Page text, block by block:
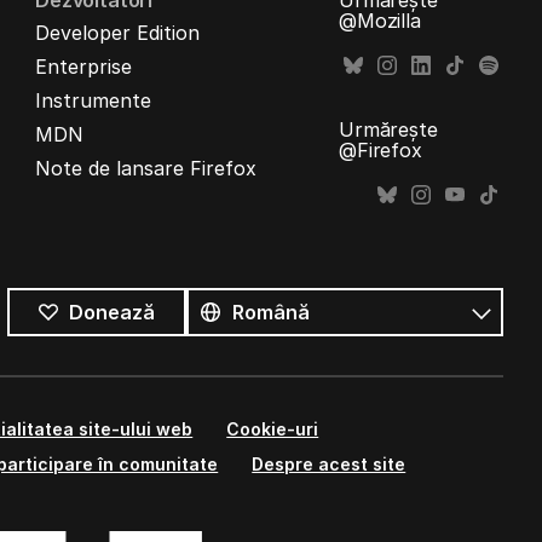
Developer Edition
Enterprise
Instrumente
MDN
Note de lansare Firefox
@Mozilla
Urmărește
@Firefox
Donează
limbile
Limbă
site-ului web
Cookie-uri
în comunitate
Despre acest site